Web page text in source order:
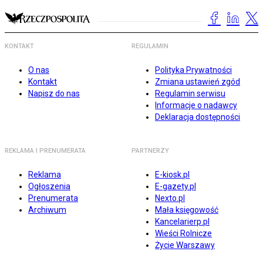
KONTAKT
O nas
Kontakt
Napisz do nas
REGULAMIN
Polityka Prywatności
Zmiana ustawień zgód
Regulamin serwisu
Informacje o nadawcy
Deklaracja dostępności
REKLAMA I PRENUMERATA
Reklama
Ogłoszenia
Prenumerata
Archiwum
PARTNERZY
E-kiosk.pl
E-gazety.pl
Nexto.pl
Mała księgowość
Kancelarierp.pl
Wieści Rolnicze
Życie Warszawy